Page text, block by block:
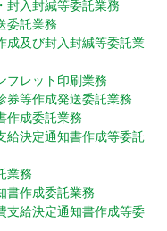
封入封緘等委託業務
委託業務
成及び封入封緘等委託業
フレット印刷業務
券等作成発送委託業務
作成委託業務
給決定通知書作成等委託
業務
書作成委託業務
支給決定通知書作成等委